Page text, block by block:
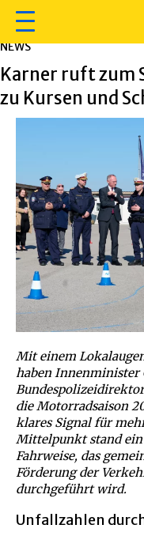
NEWS
Karner ruft zum
zu Kursen und
Mit einem
haben Innenminister
die Motorradsaison
klares Signal für
Mittelpunkt stand
Fahrweise, das
Förderung der
durchgeführt wird.
Unfallzahlen